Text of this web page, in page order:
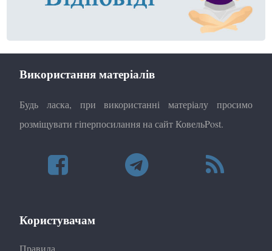
Використання матеріалів
Будь ласка, при використанні матеріалу просимо
розміщувати гіперпосилання на сайт КовельPost.
Користувачам